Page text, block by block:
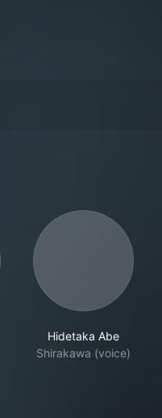
Hidetaka Abe
Shirakawa (voice)